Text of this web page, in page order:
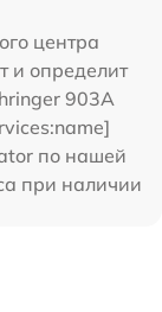
центра
и определит
903A
по нашей
при наличии